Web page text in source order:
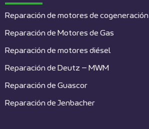
Reparación de motores de cogeneración
Reparación de Motores de Gas
Reparación de motores diésel
Reparación de Deutz – MWM
Reparación de Guascor
Reparación de Jenbacher